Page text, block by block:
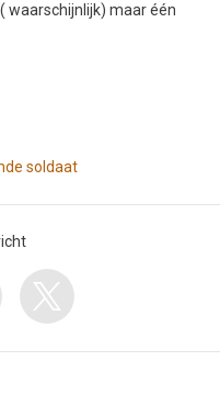
waarschijnlijk) maar één
soldaat